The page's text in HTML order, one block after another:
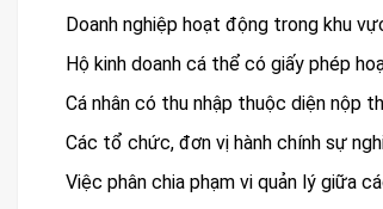
Doanh nghiệp hoạt động trong khu
Hộ kinh doanh cá thể có giấy phép
Cá nhân có thu nhập thuộc diện nộp
Các tổ chức, đơn vị hành chính sự
Việc phân chia phạm vi quản lý giữa